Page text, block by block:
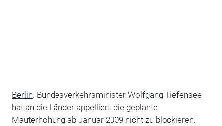
Berlin. Bundesverkehrsminister Wolfgang Tiefensee
hat an die Länder appelliert, die geplante
Mauterhöhung ab Januar 2009 nicht zu blockieren.